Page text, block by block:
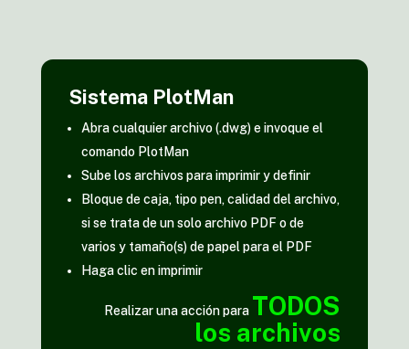
Sistema PlotMan
Abra cualquier archivo (.dwg) e invoque el
comando PlotMan
Sube los archivos para imprimir y definir
Bloque de caja, tipo pen, calidad del archivo,
si se trata de un solo archivo PDF o de
varios y tamaño(s) de papel para el PDF
Haga clic en imprimir
Realizar una acción para TODOS
los archivos